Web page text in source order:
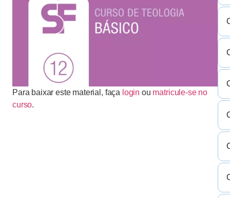
Para baixar este material, faça login ou matricule-se no
curso.